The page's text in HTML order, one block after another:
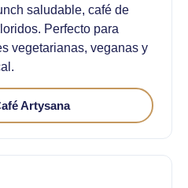
saludable, café de
Perfecto para
vegetarianas, veganas y
Artysana